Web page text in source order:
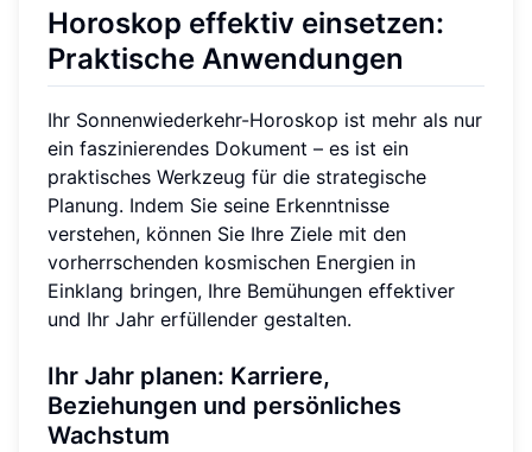
Horoskop effektiv einsetzen:
Praktische Anwendungen
Ihr Sonnenwiederkehr-Horoskop ist mehr als nur
ein faszinierendes Dokument – es ist ein
praktisches Werkzeug für die strategische
Planung. Indem Sie seine Erkenntnisse
verstehen, können Sie Ihre Ziele mit den
vorherrschenden kosmischen Energien in
Einklang bringen, Ihre Bemühungen effektiver
und Ihr Jahr erfüllender gestalten.
Ihr Jahr planen: Karriere,
Beziehungen und persönliches
Wachstum